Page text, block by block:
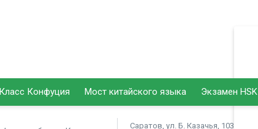
Саратов, ул. Б. Казачья, 103
Класс Конфуция Мост китайского языка Экзамен HSK